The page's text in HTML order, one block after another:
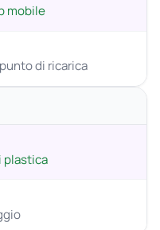
mobile
di ricarica
plastica